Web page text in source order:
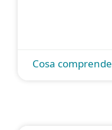
Cosa comprende